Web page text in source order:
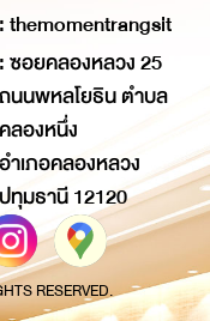
: themomentrangsit
: ซอยคลองหลวง 25
ถนนพหลโยธิน ตำบล
คลองหนึ่ง
อำเภอคลองหลวง
ปทุมธานี 12120
RESERVED.